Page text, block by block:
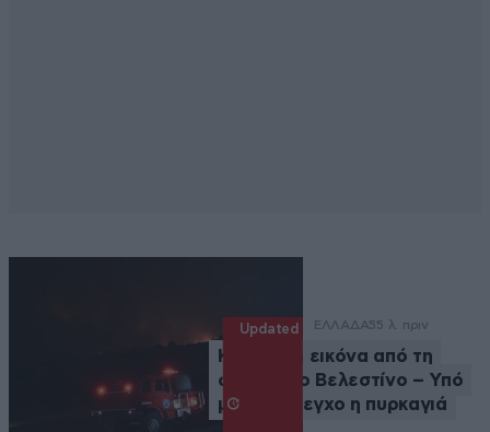
Updated ΕΛΛΑΔΑ55 λ. πριν
Καλύτερη εικόνα από τη
φωτιά στο Βελεστίνο – Υπό
μερικό έλεγχο η πυρκαγιά